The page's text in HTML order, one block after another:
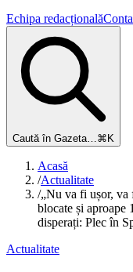
Echipa redacțională
Caută în Gazeta…⌘K
Acasă
/Actualitate
/„Nu va fi ușor, va
blocate și aproape
disperați: Plec în
Actualitate